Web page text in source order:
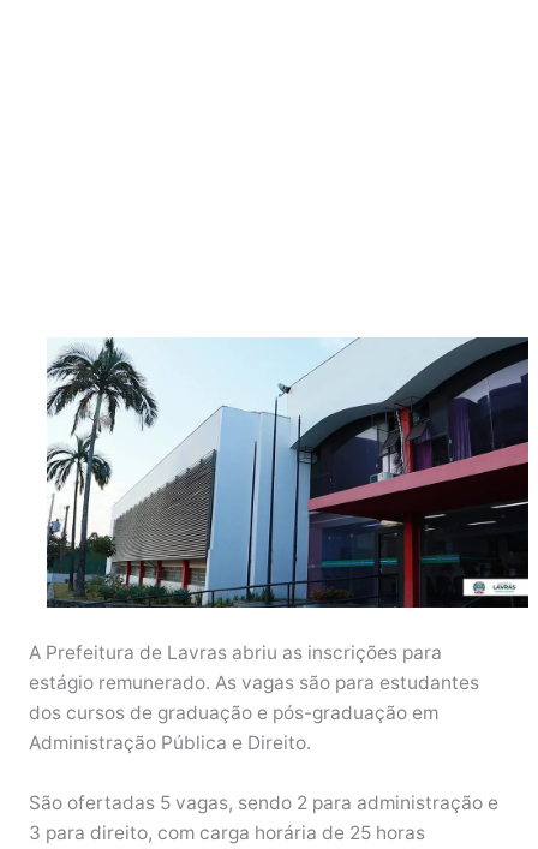
A Prefeitura de Lavras abriu as inscrições para
estágio remunerado. As vagas são para estudantes
dos cursos de graduação e pós-graduação em
Administração Pública e Direito.
São ofertadas 5 vagas, sendo 2 para administração e
3 para direito, com carga horária de 25 horas